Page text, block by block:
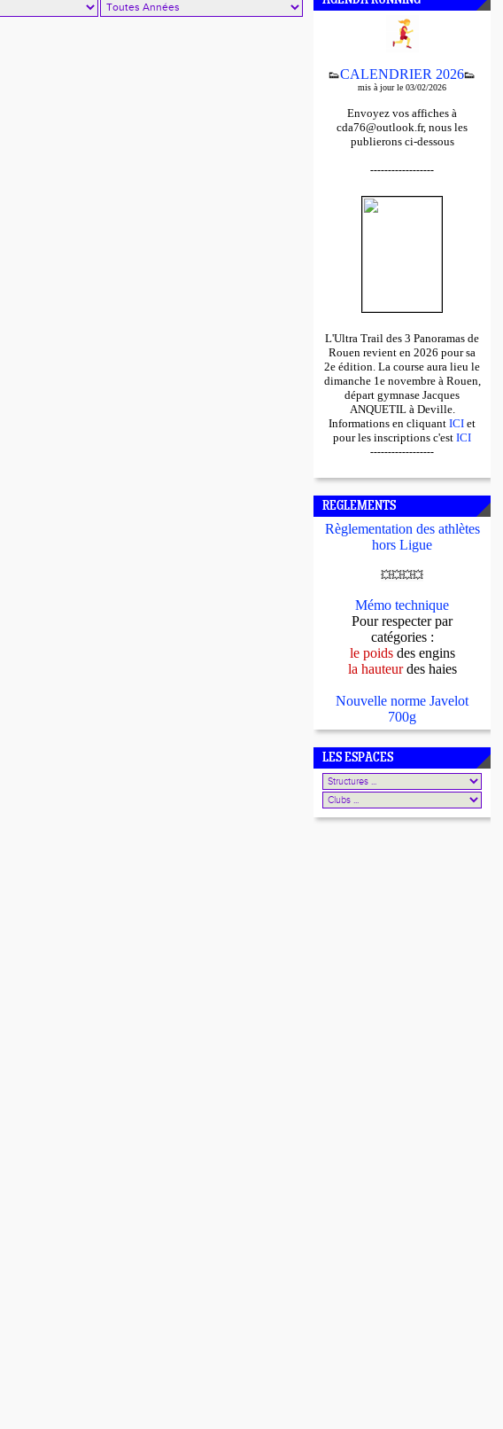
👟CALENDRIER 2026👟
mis à jour le 03/02/2026
Envoyez vos affiches à
cda76@outlook.fr, nous les
publierons ci-dessous
------------------
L'Ultra Trail des 3 Panoramas de
Rouen revient en 2026 pour sa
2e édition. La course aura lieu le
dimanche 1e novembre à Rouen,
départ gymnase Jacques
ANQUETIL à Deville.
Informations en cliquant ICI et
pour les inscriptions c'est ICI
------------------
REGLEMENTS
Règlementation des athlètes
hors Ligue
💥💥💥💥
Mémo technique
Pour respecter par
catégories :
le poids des engins
la hauteurdes haies
Nouvelle norme Javelot
700g
LES ESPACES